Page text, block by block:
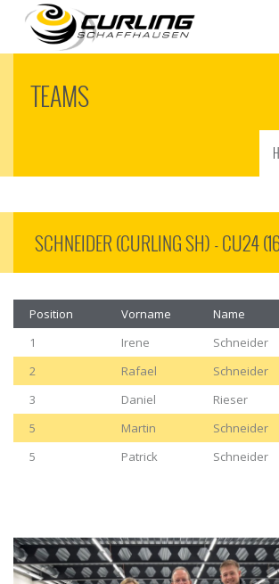
TEAMS
SCHNEIDER (CURLING SH) - CU24
Position Vorname Name
1
Irene
Schneider
2
Rafael
Schneider
3
Daniel
Rieser
5
Martin Schneider
5
Patrick Schneider